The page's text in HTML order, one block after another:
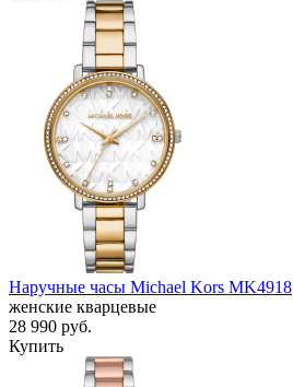
Наручные часы Michael Kors MK4918
женские кварцевые
28 990 руб.
Купить